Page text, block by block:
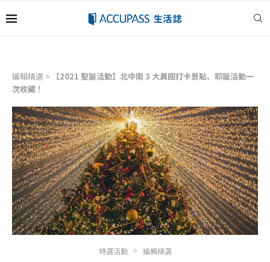
編輯精選 >
【2021 聖誕活動】北中南 3 大異國打卡景點、耶誕活動一
次收藏！
特選活動 編輯精選